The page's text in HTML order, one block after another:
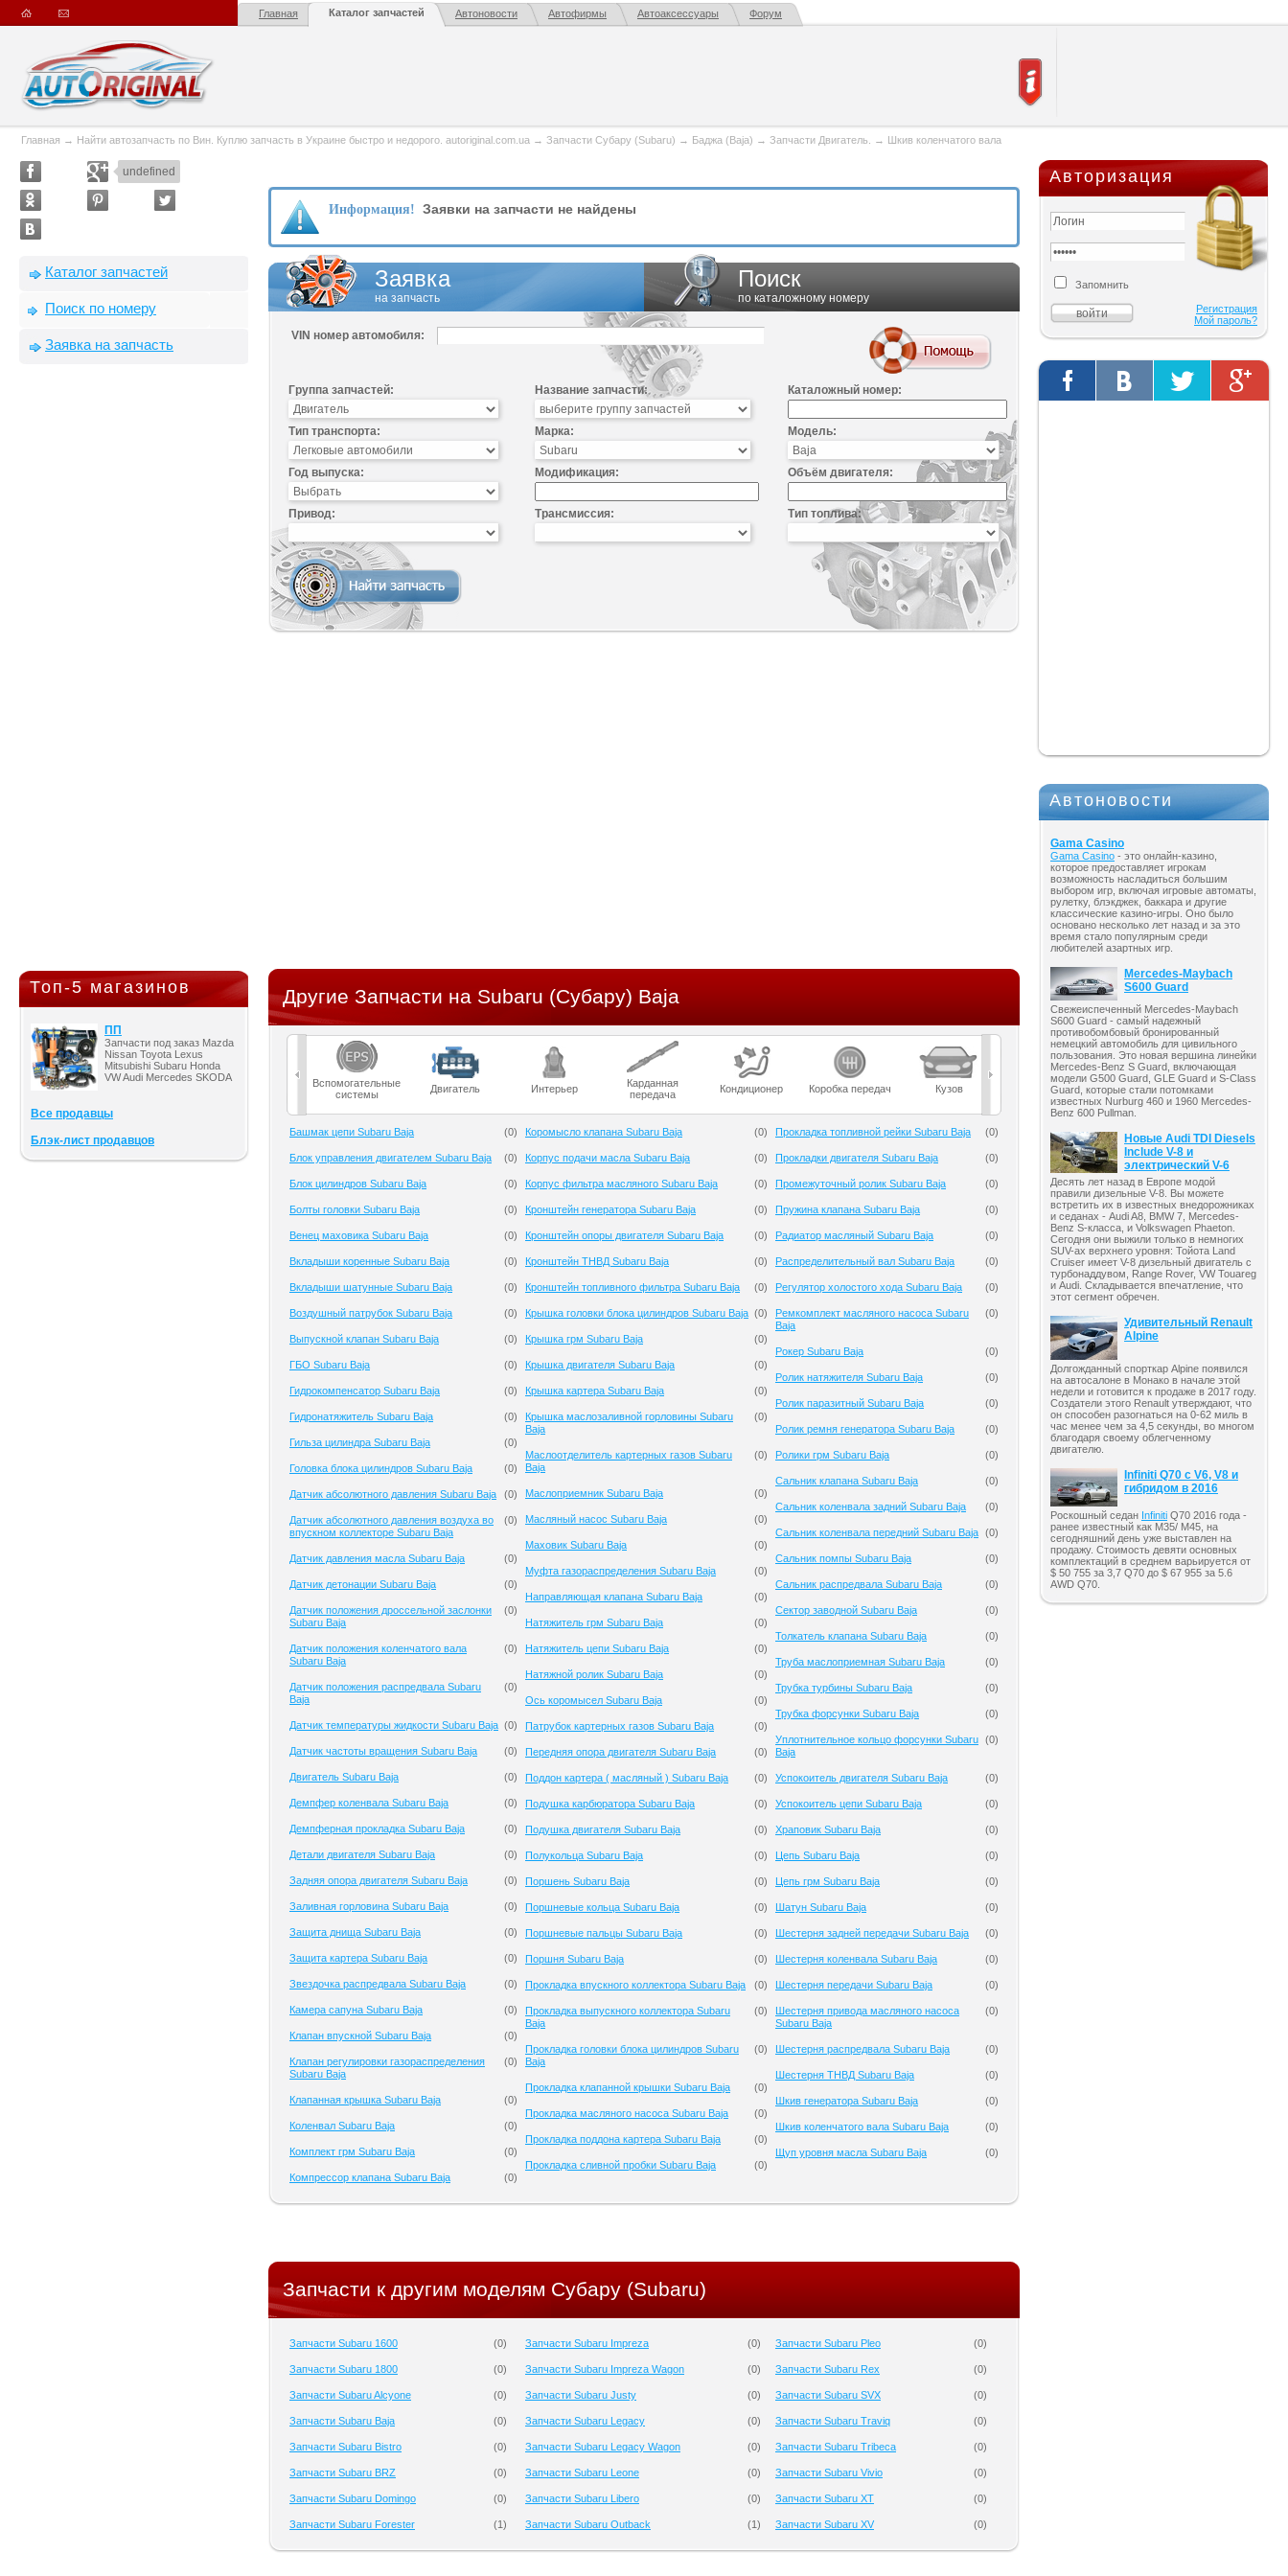
Главная Каталог запчастей Автоновости Автофирмы Автоаксессуары Форум
Главная → Найти автозапчасть по Вин. Куплю запчасть в Украине быстро и недорого. autoriginal.com.ua → Запчасти Субару (Subaru) → Баджа (Baja) → Запчасти Двигатель. → Шкив коленчатого вала
undefined
Каталог запчастей
Поиск по номеру
Заявка на запчасть
Топ-5 магазинов
ПП
Запчасти под заказ Mazda
Nissan Toyota Lexus
Mitsubishi Subaru Honda
VW Audi Mercedes SKODA
Все продавцы
Блэк-лист продавцов
Информация! Заявки на запчасти не найдены
Заявка
на запчасть
Поиск
по каталожному номеру
VIN номер автомобиля:
Группа запчастей: Название запчасти: Каталожный номер:
Тип транспорта: Марка: Модель:
Год выпуска: Модификация: Объём двигателя:
Привод: Трансмиссия: Тип топлива:
Другие Запчасти на Subaru (Субару) Baja
Вспомогательные
системы
Двигатель Интерьер
Карданная
передача
Кондиционер Коробка передач Кузов Масла Мост
Башмак цепи Subaru Baja (0)
Блок управления двигателем Subaru Baja (0)
Блок цилиндров Subaru Baja (0)
Болты головки Subaru Baja (0)
Венец маховика Subaru Baja (0)
Вкладыши коренные Subaru Baja (0)
Вкладыши шатунные Subaru Baja (0)
Воздушный патрубок Subaru Baja (0)
Выпускной клапан Subaru Baja (0)
ГБО Subaru Baja (0)
Гидрокомпенсатор Subaru Baja (0)
Гидронатяжитель Subaru Baja (0)
Гильза цилиндра Subaru Baja (0)
Головка блока цилиндров Subaru Baja (0)
Датчик абсолютного давления Subaru Baja (0)
Датчик абсолютного давления воздуха во
впускном коллекторе Subaru Baja
(0)
Датчик давления масла Subaru Baja (0)
Датчик детонации Subaru Baja (0)
Датчик положения дроссельной заслонки
Subaru Baja
(0)
Датчик положения коленчатого вала
Subaru Baja
(0)
Датчик положения распредвала Subaru
Baja
(0)
Датчик температуры жидкости Subaru Baja (0)
Датчик частоты вращения Subaru Baja (0)
Двигатель Subaru Baja (0)
Демпфер коленвала Subaru Baja (0)
Демпферная прокладка Subaru Baja (0)
Детали двигателя Subaru Baja (0)
Задняя опора двигателя Subaru Baja (0)
Заливная горловина Subaru Baja (0)
Защита днища Subaru Baja (0)
Защита картера Subaru Baja (0)
Звездочка распредвала Subaru Baja (0)
Камера сапуна Subaru Baja (0)
Клапан впускной Subaru Baja (0)
Клапан регулировки газораспределения
Subaru Baja
(0)
Клапанная крышка Subaru Baja (0)
Коленвал Subaru Baja (0)
Комплект грм Subaru Baja (0)
Компрессор клапана Subaru Baja (0)
Коромысло клапана Subaru Baja (0)
Корпус подачи масла Subaru Baja (0)
Корпус фильтра масляного Subaru Baja (0)
Кронштейн генератора Subaru Baja (0)
Кронштейн опоры двигателя Subaru Baja (0)
Кронштейн ТНВД Subaru Baja (0)
Кронштейн топливного фильтра Subaru Baja (0)
Крышка головки блока цилиндров Subaru Baja (0)
Крышка грм Subaru Baja (0)
Крышка двигателя Subaru Baja (0)
Крышка картера Subaru Baja (0)
Крышка маслозаливной горловины Subaru
Baja
(0)
Маслоотделитель картерных газов Subaru
Baja
(0)
Маслоприемник Subaru Baja (0)
Масляный насос Subaru Baja (0)
Маховик Subaru Baja (0)
Муфта газораспределения Subaru Baja (0)
Направляющая клапана Subaru Baja (0)
Натяжитель грм Subaru Baja (0)
Натяжитель цепи Subaru Baja (0)
Натяжной ролик Subaru Baja (0)
Ось коромысел Subaru Baja (0)
Патрубок картерных газов Subaru Baja (0)
Передняя опора двигателя Subaru Baja (0)
Поддон картера ( масляный ) Subaru Baja (0)
Подушка карбюратора Subaru Baja (0)
Подушка двигателя Subaru Baja (0)
Полукольца Subaru Baja (0)
Поршень Subaru Baja (0)
Поршневые кольца Subaru Baja (0)
Поршневые пальцы Subaru Baja (0)
Поршня Subaru Baja (0)
Прокладка впускного коллектора Subaru Baja (0)
Прокладка выпускного коллектора Subaru
Baja
(0)
Прокладка головки блока цилиндров Subaru
Baja
(0)
Прокладка клапанной крышки Subaru Baja (0)
Прокладка масляного насоса Subaru Baja (0)
Прокладка поддона картера Subaru Baja (0)
Прокладка сливной пробки Subaru Baja (0)
Прокладка топливной рейки Subaru Baja (0)
Прокладки двигателя Subaru Baja (0)
Промежуточный ролик Subaru Baja (0)
Пружина клапана Subaru Baja (0)
Радиатор масляный Subaru Baja (0)
Распределительный вал Subaru Baja (0)
Регулятор холостого хода Subaru Baja (0)
Ремкомплект масляного насоса Subaru
Baja
(0)
Рокер Subaru Baja (0)
Ролик натяжителя Subaru Baja (0)
Ролик паразитный Subaru Baja (0)
Ролик ремня генератора Subaru Baja (0)
Ролики грм Subaru Baja (0)
Сальник клапана Subaru Baja (0)
Сальник коленвала задний Subaru Baja (0)
Сальник коленвала передний Subaru Baja (0)
Сальник помпы Subaru Baja (0)
Сальник распредвала Subaru Baja (0)
Сектор заводной Subaru Baja (0)
Толкатель клапана Subaru Baja (0)
Труба маслоприемная Subaru Baja (0)
Трубка турбины Subaru Baja (0)
Трубка форсунки Subaru Baja (0)
Уплотнительное кольцо форсунки Subaru
Baja
(0)
Успокоитель двигателя Subaru Baja (0)
Успокоитель цепи Subaru Baja (0)
Храповик Subaru Baja (0)
Цепь Subaru Baja (0)
Цепь грм Subaru Baja (0)
Шатун Subaru Baja (0)
Шестерня задней передачи Subaru Baja (0)
Шестерня коленвала Subaru Baja (0)
Шестерня передачи Subaru Baja (0)
Шестерня привода масляного насоса
Subaru Baja
(0)
Шестерня распредвала Subaru Baja (0)
Шестерня ТНВД Subaru Baja (0)
Шкив генератора Subaru Baja (0)
Шкив коленчатого вала Subaru Baja (0)
Щуп уровня масла Subaru Baja (0)
Запчасти к другим моделям Субару (Subaru)
Запчасти Subaru 1600 (0)
Запчасти Subaru 1800 (0)
Запчасти Subaru Alcyone (0)
Запчасти Subaru Baja (0)
Запчасти Subaru Bistro (0)
Запчасти Subaru BRZ (0)
Запчасти Subaru Domingo (0)
Запчасти Subaru Forester (1)
Запчасти Subaru Impreza (0)
Запчасти Subaru Impreza Wagon (0)
Запчасти Subaru Justy (0)
Запчасти Subaru Legacy (0)
Запчасти Subaru Legacy Wagon (0)
Запчасти Subaru Leone (0)
Запчасти Subaru Libero (0)
Запчасти Subaru Outback (1)
Запчасти Subaru Pleo (0)
Запчасти Subaru Rex (0)
Запчасти Subaru SVX (0)
Запчасти Subaru Traviq (0)
Запчасти Subaru Tribeca (0)
Запчасти Subaru Vivio (0)
Запчасти Subaru XT (0)
Запчасти Subaru XV (0)
Авторизация
Запомнить
Регистрация
Мой пароль?
Автоновости
Gama Casino
Gama Casino - это онлайн-казино,
которое предоставляет игрокам
возможность насладиться большим
выбором игр, включая игровые автоматы,
рулетку, блэкджек, баккара и другие
классические казино-игры. Оно было
основано несколько лет назад и за это
время стало популярным среди
любителей азартных игр.
Mercedes-Maybach
S600 Guard
Свежеиспеченный Mercedes-Maybach
S600 Guard - самый надежный
противобомбовый бронированный
немецкий автомобиль для цивильного
пользования. Это новая вершина линейки
Mercedes-Benz S Guard, включающая
модели G500 Guard, GLE Guard и S-Class
Guard, которые стали потомками
известных Nurburg 460 и 1960 Mercedes-
Benz 600 Pullman.
Новые Audi TDI Diesels
Include V-8 и
электрический V-6
Десять лет назад в Европе модой
правили дизельные V-8. Вы можете
встретить их в известных внедорожниках
и седанах - Audi A8, BMW 7, Mercedes-
Benz S-класса, и Volkswagen Phaeton.
Сегодня они выжили только в немногих
SUV-ах верхнего уровня: Тойота Land
Cruiser имеет V-8 дизельный двигатель с
турбонаддувом, Range Rover, VW Touareg
и Audi. Складывается впечатление, что
этот сегмент обречен.
Удивительный Renault
Alpine
Долгожданный спорткар Alpine появился
на автосалоне в Монако в начале этой
недели и готовится к продаже в 2017 году.
Создатели этого Renault утверждают, что
он способен разогнаться на 0-62 миль в
час менее чем за 4,5 секунды, во многом
благодаря своему облегченному
двигателю.
Infiniti Q70 с V6, V8 и
гибридом в 2016
Роскошный седан Infiniti Q70 2016 года -
ранее известный как M35/ M45, на
сегодняшний день уже выставлен на
продажу. Стоимость девяти основных
комплектаций в среднем варьируется от
$ 50 755 за 3,7 Q70 до $ 67 955 за 5.6
AWD Q70.